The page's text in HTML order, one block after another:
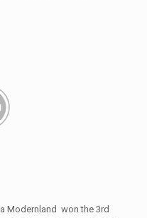
Modernland won the 3rd